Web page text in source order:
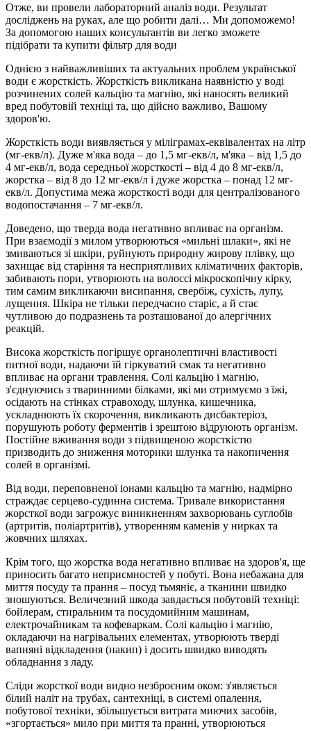
Отже, ви провели лабораторний аналіз води. Результат
досліджень на руках, але що робити далі… Ми допоможемо!
За допомогою наших консультантів ви легко зможете
підібрати та купити фільтр для води
Однією з найважливіших та актуальних проблем української
води є жорсткість. Жорсткість викликана наявністю у воді
розчинених солей кальцію та магнію, які наносять великий
вред побутовій техніці та, що дійсно важливо, Вашому
здоров'ю.
Жорсткість води виявляється у міліграмах-еквівалентах на літр
(мг-екв/л). Дуже м'яка вода – до 1,5 мг-екв/л, м'яка – від 1,5 до
4 мг-екв/л, вода середньої жорсткості – від 4 до 8 мг-екв/л,
жорстка – від 8 до 12 мг-екв/л і дуже жорстка – понад 12 мг-
екв/л. Допустима межа жорсткості води для централізованого
водопостачання – 7 мг-екв/л.
Доведено, що тверда вода негативно впливає на організм.
При взаємодії з милом утворюються «мильні шлаки», які не
змиваються зі шкіри, руйнують природну жирову плівку, що
захищає від старіння та несприятливих кліматичних факторів,
забивають пори, утворюють на волоссі мікроскопічну кірку,
тим самим викликаючи висипання, свербіж, сухість, лупу,
лущення. Шкіра не тільки передчасно старіє, а й стає
чутливою до подразнень та розташованої до алергічних
реакцій.
Висока жорсткість погіршує органолептичні властивості
питної води, надаючи їй гіркуватий смак та негативно
впливає на органи травлення. Солі кальцію і магнію,
з'єднуючись з тваринними білками, які ми отримуємо з їжі,
осідають на стінках стравоходу, шлунка, кишечника,
ускладнюють їх скорочення, викликають дисбактеріоз,
порушують роботу ферментів і зрештою відруюють організм.
Постійне вживання води з підвищеною жорсткістю
призводить до зниження моторики шлунка та накопичення
солей в організмі.
Від води, переповненої іонами кальцію та магнію, надмірно
страждає серцево-судинна система. Тривале використання
жорсткої води загрожує виникненням захворювань суглобів
(артритів, поліартритів), утворенням каменів у нирках та
жовчних шляхах.
Крім того, що жорстка вода негативно впливає на здоров'я, ще
приносить багато неприємностей у побуті. Вона небажана для
миття посуду та прання – посуд тьмяніє, а тканини швидко
зношуються. Величезний шкода завдається побутовій техніці:
бойлерам, стиральним та посудомийним машинам,
електрочайникам та кофеваркам. Солі кальцію і магнію,
окладаючи на нагрівальних елементах, утворюють тверді
вапняні відкладення (накип) і досить швидко виводять
обладнання з ладу.
Сліди жорсткої води видно незброєним оком: з'являється
білий наліт на трубах, сантехніці, в системі опалення,
побутової техніки, збільшується витрата миючих засобів,
«згортається» мило при миття та пранні, утворюються